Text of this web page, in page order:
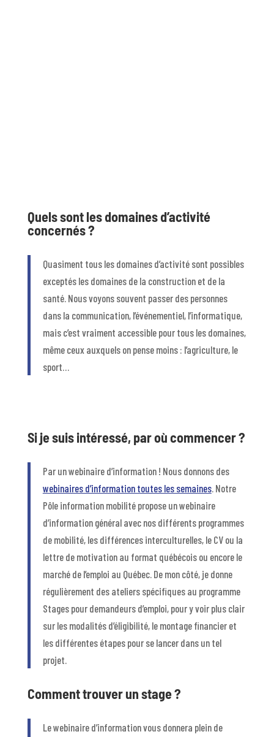
Quels sont les domaines d’activité
concernés ?
Quasiment tous les domaines d’activité sont possibles
exceptés les domaines de la construction et de la
santé. Nous voyons souvent passer des personnes
dans la communication, l’événementiel, l’informatique,
mais c’est vraiment accessible pour tous les domaines,
même ceux auxquels on pense moins : l’agriculture, le
sport…
Si je suis intéressé, par où commencer ?
Par un webinaire d’information ! Nous donnons des
webinaires d’information toutes les semaines. Notre
Pôle information mobilité propose un webinaire
d’information général avec nos différents programmes
de mobilité, les différences interculturelles, le CV ou la
lettre de motivation au format québécois ou encore le
marché de l’emploi au Québec. De mon côté, je donne
régulièrement des ateliers spécifiques au programme
Stages pour demandeurs d’emploi, pour y voir plus clair
sur les modalités d’éligibilité, le montage financier et
les différentes étapes pour se lancer dans un tel
projet.
Comment trouver un stage ?
Le webinaire d’information vous donnera plein de